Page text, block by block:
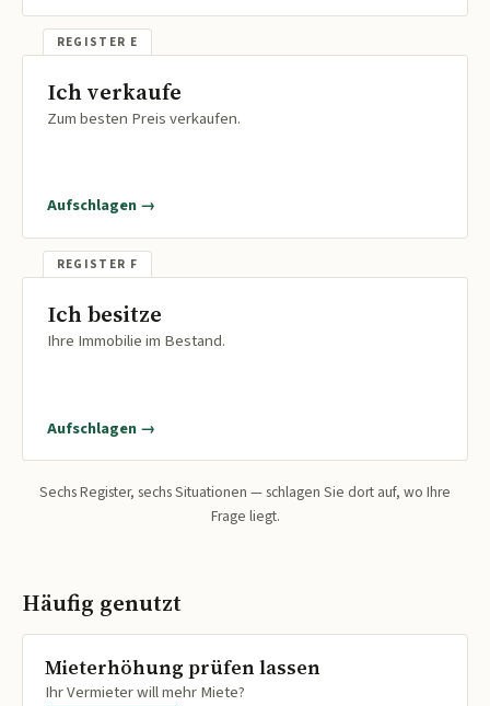
Ich verkaufe
Zum besten Preis verkaufen.
Aufschlagen →
Ich besitze
Ihre Immobilie im Bestand.
Aufschlagen →
Sechs Register, sechs Situationen — schlagen Sie dort auf, wo Ihre
Frage liegt.
Häufig genutzt
Mieterhöhung prüfen lassen
Ihr Vermieter will mehr Miete?